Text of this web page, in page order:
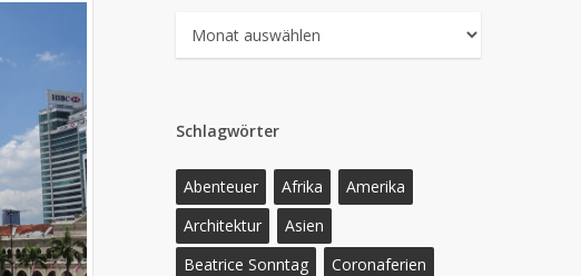
Archiv
Schlagwörter
Abenteuer Afrika
Amerika
Architektur
Asien
Beatrice Sonntag
Coronaferien